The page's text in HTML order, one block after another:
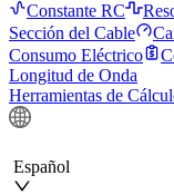
Constante RC
Sección del Cable
Consumo Eléctrico
Longitud de Onda
Herramientas de
Español